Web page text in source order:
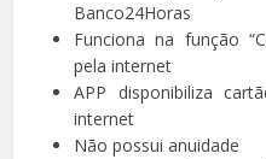
Banco24Horas
Funciona na função
pela internet
APP disponibiliza
internet
Não possui anuidade